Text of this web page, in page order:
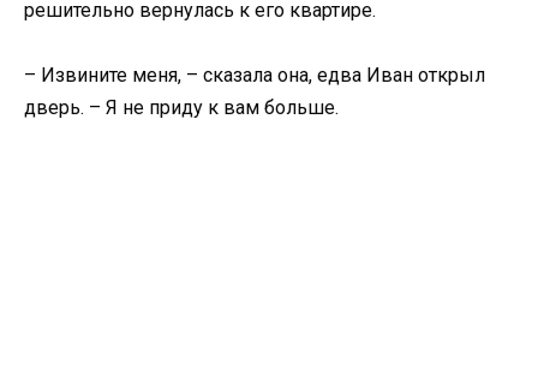
решительно вернулась к его квартире.
– Извините меня, – сказала она, едва Иван открыл
дверь. – Я не приду к вам больше.